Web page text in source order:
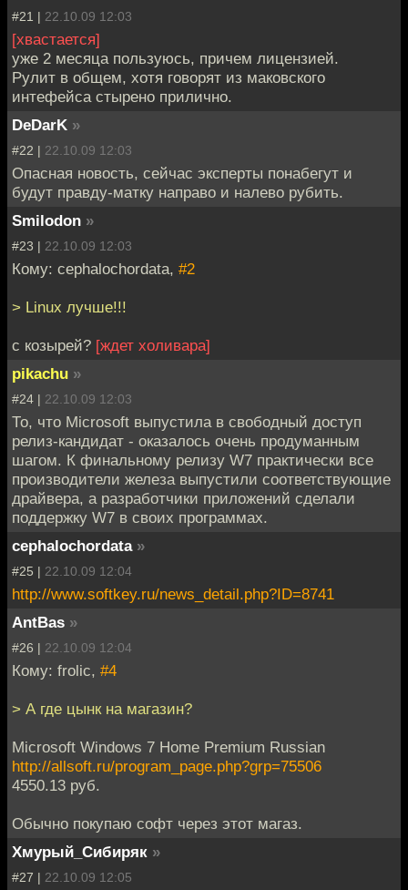
#21 | 22.10.09 12:03
[хвастается]
уже 2 месяца пользуюсь, причем лицензией.
Рулит в общем, хотя говорят из маковского
интефейса стырено прилично.
DeDarK »
#22 | 22.10.09 12:03
Опасная новость, сейчас эксперты понабегут и
будут правду-матку направо и налево рубить.
Smilodon »
#23 | 22.10.09 12:03
Кому: cephalochordata, #2
> Linux лучше!!!
с козырей? [ждет холивара]
pikachu »
#24 | 22.10.09 12:03
То, что Microsoft выпустила в свободный доступ
релиз-кандидат - оказалось очень продуманным
шагом. К финальному релизу W7 практически все
производители железа выпустили соответствующие
драйвера, а разработчики приложений сделали
поддержку W7 в своих программах.
cephalochordata »
#25 | 22.10.09 12:04
http://www.softkey.ru/news_detail.php?ID=8741
AntBas »
#26 | 22.10.09 12:04
Кому: frolic, #4
> А где цынк на магазин?
Microsoft Windows 7 Home Premium Russian
http://allsoft.ru/program_page.php?grp=75506
4550.13 руб.
Обычно покупаю софт через этот магаз.
Хмурый_Сибиряк »
#27 | 22.10.09 12:05